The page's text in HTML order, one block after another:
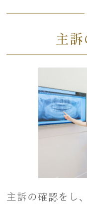
主
主訴の確認をし